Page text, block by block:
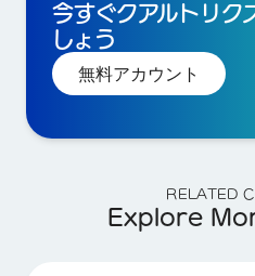
今すぐクアルトリク
しょう
無料アカウント
RELATED
Explore